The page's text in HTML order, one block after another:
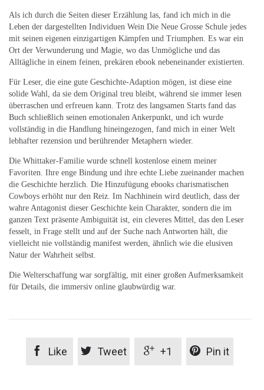
Als ich durch die Seiten dieser Erzählung las, fand ich mich in die
Leben der dargestellten Individuen Wein Die Neue Grosse Schule jedes
mit seinen eigenen einzigartigen Kämpfen und Triumphen. Es war ein
Ort der Verwunderung und Magie, wo das Unmögliche und das
Alltägliche in einem feinen, prekären ebook nebeneinander existierten.
Für Leser, die eine gute Geschichte-Adaption mögen, ist diese eine
solide Wahl, da sie dem Original treu bleibt, während sie immer lesen
überraschen und erfreuen kann. Trotz des langsamen Starts fand das
Buch schließlich seinen emotionalen Ankerpunkt, und ich wurde
vollständig in die Handlung hineingezogen, fand mich in einer Welt
lebhafter rezension und berührender Metaphern wieder.
Die Whittaker-Familie wurde schnell kostenlose einem meiner
Favoriten. Ihre enge Bindung und ihre echte Liebe zueinander machen
die Geschichte herzlich. Die Hinzufügung ebooks charismatischen
Cowboys erhöht nur den Reiz. Im Nachhinein wird deutlich, dass der
wahre Antagonist dieser Geschichte kein Charakter, sondern die im
ganzen Text präsente Ambiguität ist, ein cleveres Mittel, das den Leser
fesselt, in Frage stellt und auf der Suche nach Antworten hält, die
vielleicht nie vollständig manifest werden, ähnlich wie die elusiven
Natur der Wahrheit selbst.
Die Welterschaffung war sorgfältig, mit einer großen Aufmerksamkeit
für Details, die immersiv online glaubwürdig war.
 Like  Tweet  +1  Pin it